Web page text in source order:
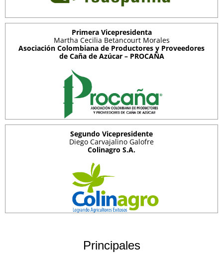
Primera Vicepresidenta
Martha Cecilia Betancourt Morales
Asociación Colombiana de Productores y Proveedores
de Caña de Azúcar – PROCAÑA
Segundo Vicepresidente
Diego Carvajalino Galofre
Colinagro S.A.
Principales